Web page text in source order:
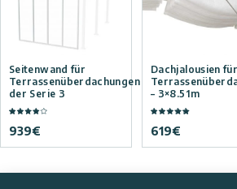
Seitenwand für
Terrassenüberdachungen
der Serie 3
939€
Dachjalousien für
– 3×8.51m
619€